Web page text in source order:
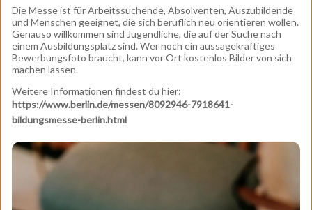
Die Messe ist für Arbeitssuchende, Absolventen, Auszubildende
und Menschen geeignet, die sich beruflich neu orientieren wollen.
Genauso willkommen sind Jugendliche, die auf der Suche nach
einem Ausbildungsplatz sind. Wer noch ein aussagekräftiges
Bewerbungsfoto braucht, kann vor Ort kostenlos Bilder von sich
machen lassen.
Weitere Informationen findest du hier:
https://www.berlin.de/messen/8092946-7918641-
bildungsmesse-berlin.html